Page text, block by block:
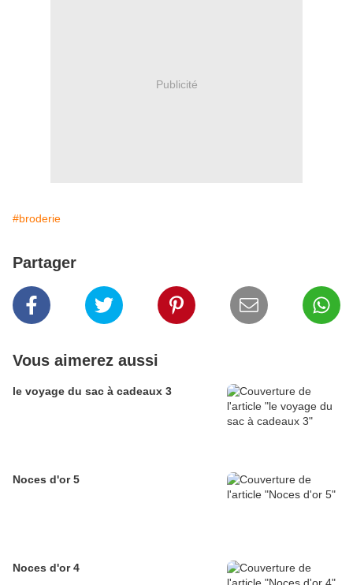
Publicité
#broderie
Partager
Vous aimerez aussi
le voyage du sac à cadeaux 3
Noces d'or 5
Noces d'or 4